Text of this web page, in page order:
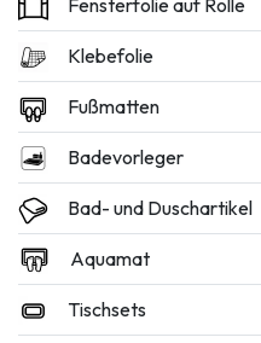
Fensterfolie auf Rolle
Klebefolie
Fußmatten
Badevorleger
Bad- und Duschartikel
Aquamat
Tischsets